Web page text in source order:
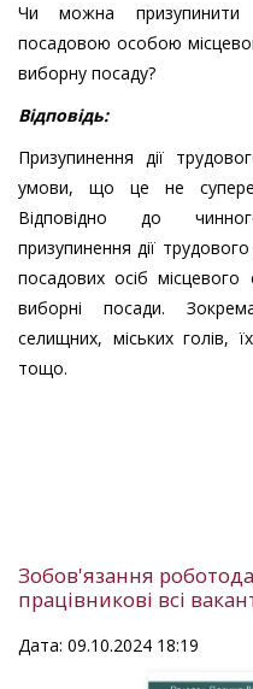
Чи можна
посадовою особою
виборну посаду?
Відповідь:
Призупинення дії
умови, що це не
Відповідно до
призупинення дії
посадових осіб
виборні посади.
селищних, міських голів,
тощо.
Зобов'язання
працівникові всі
Дата: 09.10.2024 18:19